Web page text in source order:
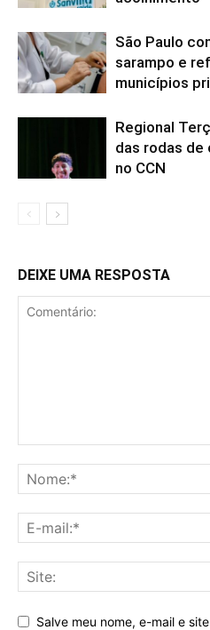
São Paulo
sarampo e
municípios
Regional
das rodas
no CCN
DEIXE UMA RESPOSTA
Salve meu nome, e-mail e